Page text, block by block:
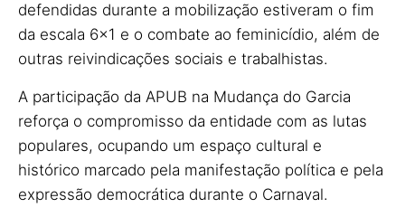
defendidas durante a mobilização estiveram o fim
da escala 6×1 e o combate ao feminicídio, além de
outras reivindicações sociais e trabalhistas.
A participação da APUB na Mudança do Garcia
reforça o compromisso da entidade com as lutas
populares, ocupando um espaço cultural e
histórico marcado pela manifestação política e pela
expressão democrática durante o Carnaval.